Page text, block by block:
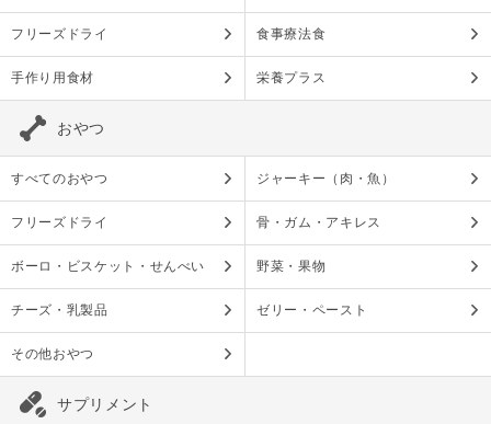
フリーズドライ 食事療法食
手作り用食材 栄養プラス
おやつ
すべてのおやつ ジャーキー（肉・魚）
フリーズドライ 骨・ガム・アキレス
ボーロ・ビスケット・せんべい 野菜・果物
チーズ・乳製品 ゼリー・ペースト
その他おやつ
サプリメント